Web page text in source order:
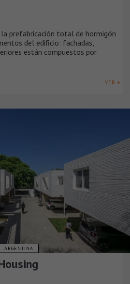
prefabricación total de hormigón
del edificio: fachadas,
están compuestos por
VER +
ARGENTINA